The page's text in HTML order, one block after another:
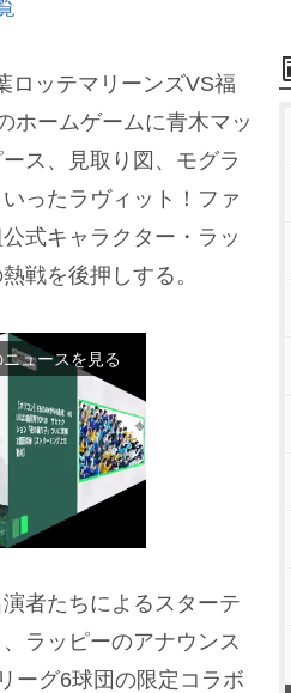
ロッテマリーンズVS福
ホームゲームに青木マッ
ス、見取り図、モグラ
ったラヴィット！ファ
式キャラクター・ラッ
戦を後押しする。
ニュースを見る
M
u
者たちによるスターテ
ラッピーのアナウンス
ーグ6球団の限定コラボ